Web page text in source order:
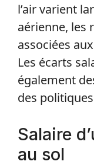
l’air varient
aérienne, les
associées
Les écarts
également
des
Salaire
au sol